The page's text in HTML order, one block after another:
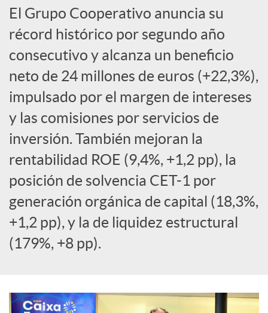
c
i
a
l
e
s
El Grupo Cooperativo anuncia su
récord histórico por segundo año
consecutivo y alcanza un beneficio
neto de 24 millones de euros (+22,3%),
impulsado por el margen de intereses
y las comisiones por servicios de
inversión. También mejoran la
rentabilidad ROE (9,4%, +1,2 pp), la
posición de solvencia CET-1 por
generación orgánica de capital (18,3%,
+1,2 pp), y la de liquidez estructural
(179%, +8 pp).